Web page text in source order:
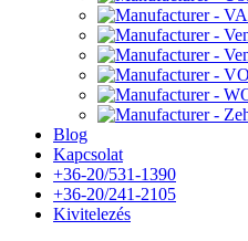
Blog
Kapcsolat
+36-20/531-1390
+36-20/241-2105
Kivitelezés